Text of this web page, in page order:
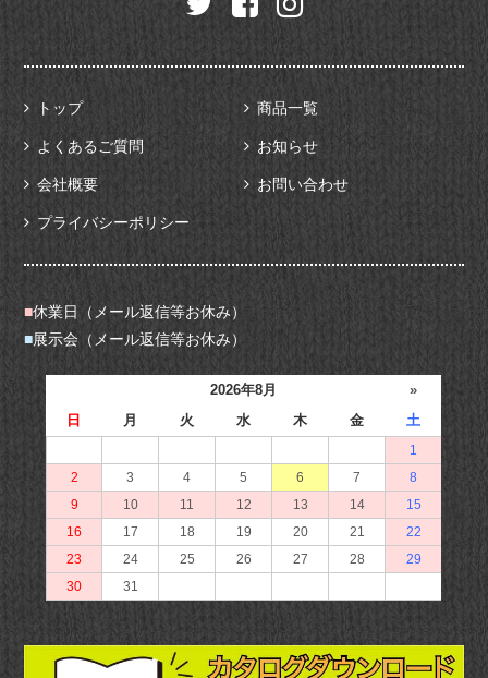
トップ 商品一覧
よくあるご質問 お知らせ
会社概要 お問い合わせ
プライバシーポリシー
■休業日（メール返信等お休み）
■展示会（メール返信等お休み）